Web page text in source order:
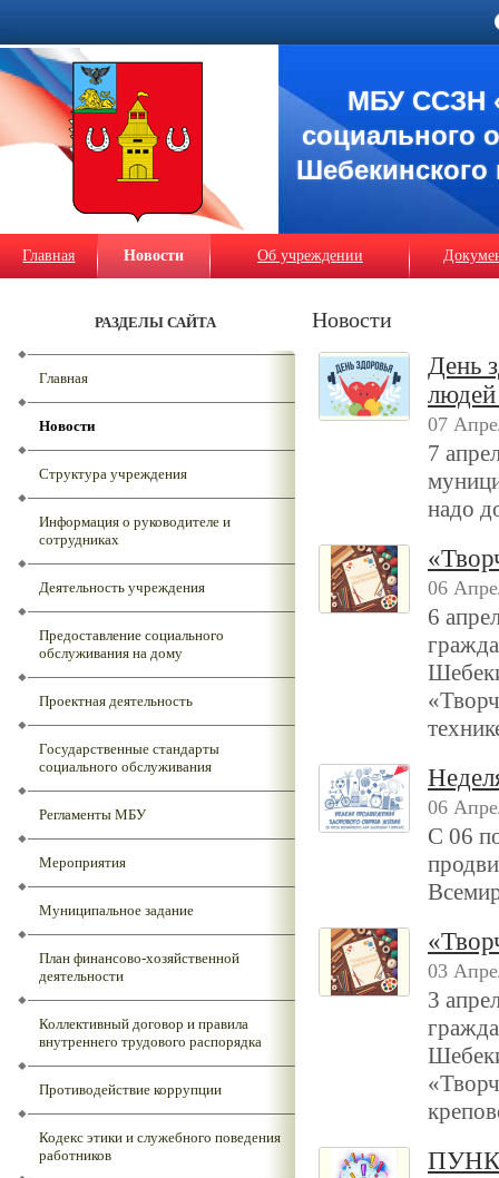
МБУ ССЗН
социального
Шебекинского
Главная Новости Об учреждении
РАЗДЕЛЫ САЙТА
Главная
Новости
Структура учреждения
Информация о руководителе и
сотрудниках
Деятельность учреждения
Предоставление социального
обслуживания на дому
Проектная деятельность
Государственные стандарты
социального обслуживания
Регламенты МБУ
Мероприятия
Муниципальное задание
План финансово-хозяйственной
деятельности
Коллективный договор и правила
внутреннего трудового распорядка
Противодействие коррупции
Кодекс этики и служебного поведения
работников
Новости
День
людей
07
7
надо
06
6
06
С 06
03
3